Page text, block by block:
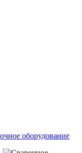
оборудование